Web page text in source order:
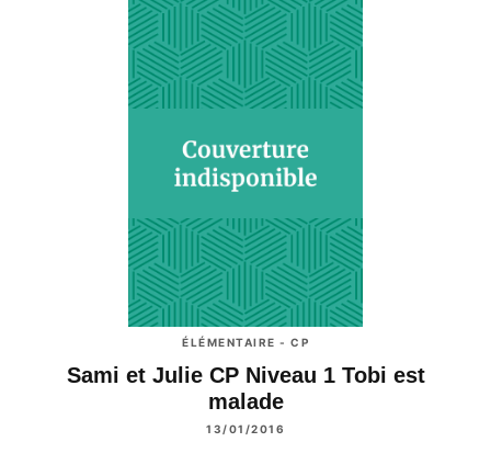
ÉLÉMENTAIRE - CP
Sami et Julie CP Niveau 1 Tobi est
malade
13/01/2016